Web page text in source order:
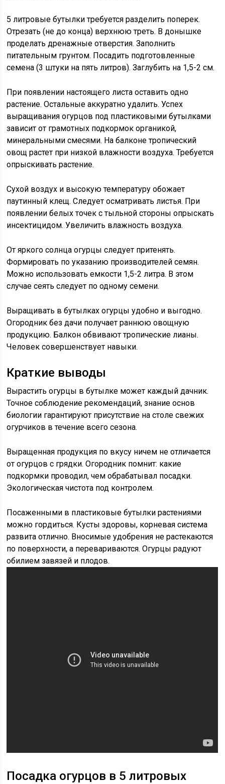
5 литровые бутылки требуется разделить поперек.
Отрезать (не до конца) верхнюю треть. В донышке
проделать дренажные отверстия. Заполнить
питательным грунтом. Посадить подготовленные
семена (3 штуки на пять литров). Заглубить на 1,5-2 см.
При появлении настоящего листа оставить одно
растение. Остальные аккуратно удалить. Успех
выращивания огурцов под пластиковыми бутылками
зависит от грамотных подкормок органикой,
минеральными смесями. На балконе тропический
овощ растет при низкой влажности воздуха. Требуется
опрыскивать растение.
Сухой воздух и высокую температуру обожает
паутинный клещ. Следует осматривать листья. При
появлении белых точек с тыльной стороны опрыскать
инсектицидом. Увеличить влажность воздуха.
От яркого солнца огурцы следует притенять.
Формировать по указанию производителей семян.
Можно использовать емкости 1,5-2 литра. В этом
случае сеять следует по одному семени.
Выращивать в бутылках огурцы удобно и выгодно.
Огородник без дачи получает раннюю овощную
продукцию. Балкон обвивают тропические лианы.
Человек совершенствует навыки.
Краткие выводы
Вырастить огурцы в бутылке может каждый дачник.
Точное соблюдение рекомендаций, знание основ
биологии гарантируют присутствие на столе свежих
огурчиков в течение всего сезона.
Выращенная продукция по вкусу ничем не отличается
от огурцов с грядки. Огородник помнит: какие
подкормки проводил, чем обрабатывал посадки.
Экологическая чистота под контролем.
Посаженными в пластиковые бутылки растениями
можно гордиться. Кусты здоровы, корневая система
развита отлично. Вносимые удобрения не растекаются
по поверхности, а перевариваются. Огурцы радуют
обилием завязей и плодов.
Посадка огурцов в 5 литровых